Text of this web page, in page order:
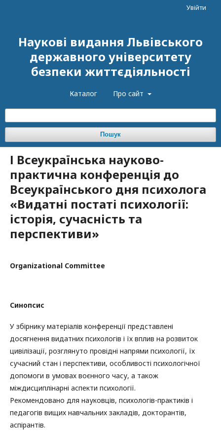
Наукові видання Львівського
державного університету
безпеки життєдіяльності
Каталог Про сайт
Пошук
Увійти
І Всеукраїнська науково-
практична конференція до
Всеукраїнського дня психолога
«Видатні постаті психології:
історія, сучасність та
перспективи»
Organizational Committee
Синопсис
У збірнику матеріалів конференції представлені
досягнення видатних психологів і їх вплив на розвиток
цивілізації, розглянуто провідні напрями психології, їх
сучасний стан і перспективи, особливості психологічної
допомоги в умовах воєнного часу, а також
міждисциплінарні аспекти психології.
Рекомендовано для науковців, психологів-практиків і
педагогів вищих навчальних закладів, докторантів,
аспірантів.